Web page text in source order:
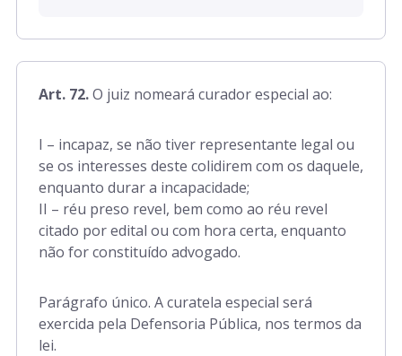
Art. 72.O juiz nomeará curador especial ao:
I – incapaz, se não tiver representante legal ou
se os interesses deste colidirem com os daquele,
enquanto durar a incapacidade;
II – réu preso revel, bem como ao réu revel
citado por edital ou com hora certa, enquanto
não for constituído advogado.
Parágrafo único. A curatela especial será
exercida pela Defensoria Pública, nos termos da
lei.